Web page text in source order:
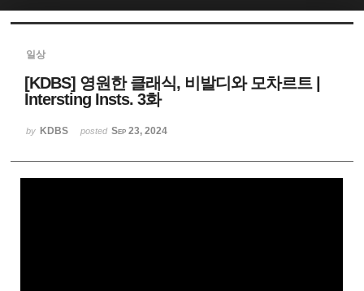
일상
[KDBS] 영원한 클래식, 비발디와 모차르트 |
Intersting Insts. 3화
by KDBS posted Sep 23, 2024
Sketchbook5, 스케치북5
Sketchbook5, 스케치북5